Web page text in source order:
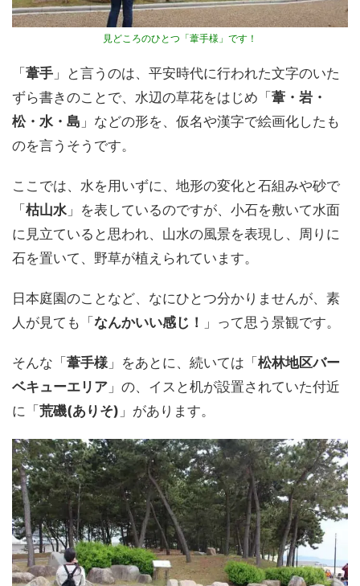
見どころのひとつ「葦手様」です！
「葦手 」と言うのは、平安時代に行われた文字のいた
ずら書きのことで、水辺の草花をはじめ「葦・岩・
松・水・島 」などの形を、仮名や漢字で絵画化したも
のを言うそうです。
ここでは、水を用いずに、地形の変化と石組みや砂で
「枯山水 」を表しているのですが、小石を敷いて水面
に見立ていると思われ、山水の風景を表現し、周りに
石を置いて、野草が植えられています。
日本庭園のことなど、なにひとつ分かりませんが、素
人が見ても「なんかいい感じ！ 」って思う景観です。
そんな「葦手様 」をあとに、続いては「松林地区バー
ベキューエリア 」の、イスと机が設置されていた付近
に「荒磯(ありそ) 」があります。